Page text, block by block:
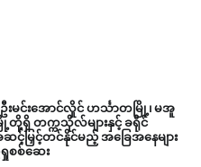
းမင်းအောင်လှိုင် ဟင်္သာတမြို့၊ မအူ
တို့ရှိ တက္ကသိုလ်များနှင့် ခရိုင်
င့်မြှင့်တင်နိုင်မည့် အခြေအနေများ
စစ်ဆေး